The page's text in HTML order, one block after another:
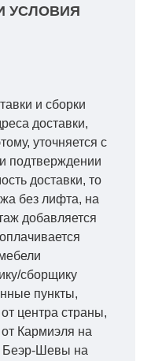
УСЛОВИЯ
и сборки
доставки,
уточняется с
подтверждении
доставки, то
без лифта, на
добавляется
сборщику
пункты,
центра страны,
Кармиэля на
Беэр-Шевы на